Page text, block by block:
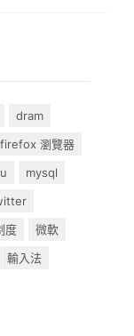
dram
firefox 瀏覽器
mysql
度
微軟
輸入法